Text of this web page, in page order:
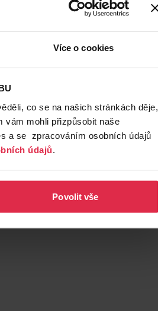
Více o cookies
co se na našich stránkách děje,
vám mohli přizpůsobit naše
a se zpracováním osobních údajů
údajů.
Povolit vše